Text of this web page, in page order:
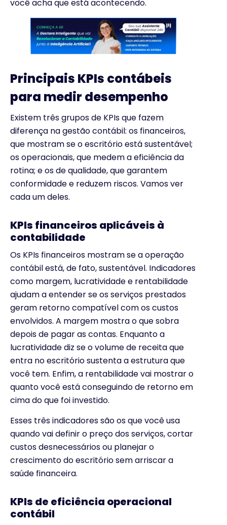
você acha que está acontecendo.
Principais KPIs contábeis
para medir desempenho
Existem três grupos de KPIs que fazem
diferença na gestão contábil: os financeiros,
que mostram se o escritório está sustentável;
os operacionais, que medem a eficiência da
rotina; e os de qualidade, que garantem
conformidade e reduzem riscos. Vamos ver
cada um deles.
KPIs financeiros aplicáveis à
contabilidade
Os KPIs financeiros mostram se a operação
contábil está, de fato, sustentável. Indicadores
como margem, lucratividade e rentabilidade
ajudam a entender se os serviços prestados
geram retorno compatível com os custos
envolvidos. A margem mostra o que sobra
depois de pagar as contas. Enquanto a
lucratividade diz se o volume de receita que
entra no escritório sustenta a estrutura que
você tem. Enfim, a rentabilidade vai mostrar o
quanto você está conseguindo de retorno em
cima do que foi investido.
Esses três indicadores são os que você usa
quando vai definir o preço dos serviços, cortar
custos desnecessários ou planejar o
crescimento do escritório sem arriscar a
saúde financeira.
KPIs de eficiência operacional
contábil